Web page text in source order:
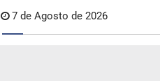
7 de Agosto de 2026